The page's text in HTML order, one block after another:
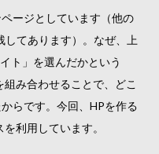
ージとしています（他の
てあります）。なぜ、上
ト」を選んだかという
み合わせることで、どこ
らです。今回、HPを作る
利用しています。